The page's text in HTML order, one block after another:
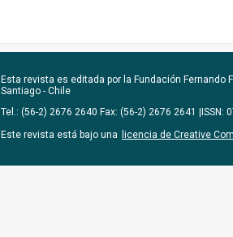
Esta revista es editada por la Fundación Fernando
Santiago - Chile
Tel.: (56-2) 2676 2640 Fax: (56-2) 2676 2641 |ISSN:
Este revista está bajo una
licencia de Creative